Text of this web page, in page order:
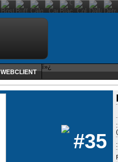
ï»¿
WEBCLIENT
#35
: